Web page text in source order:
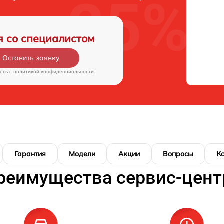
со специалистом
Оставить заявку
c политикой конфиденциальности
Гарантия Модели Акции Вопросы
сервис-